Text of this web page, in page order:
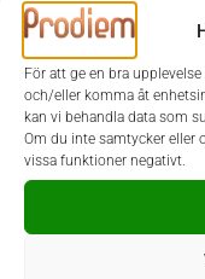
För att ge en bra
och/eller komma åt
kan vi behandla data som
Om du inte samtycker eller
vissa funktioner negativt.
För att trivas i rollen
prestigelös och
arbetssätt och för dig
hög kvalitet. Som en
Fastigheters
har en hög integritets-
supporterande roll. Du
problemlösning och
tydliga deadlines.
sinne för detaljer och